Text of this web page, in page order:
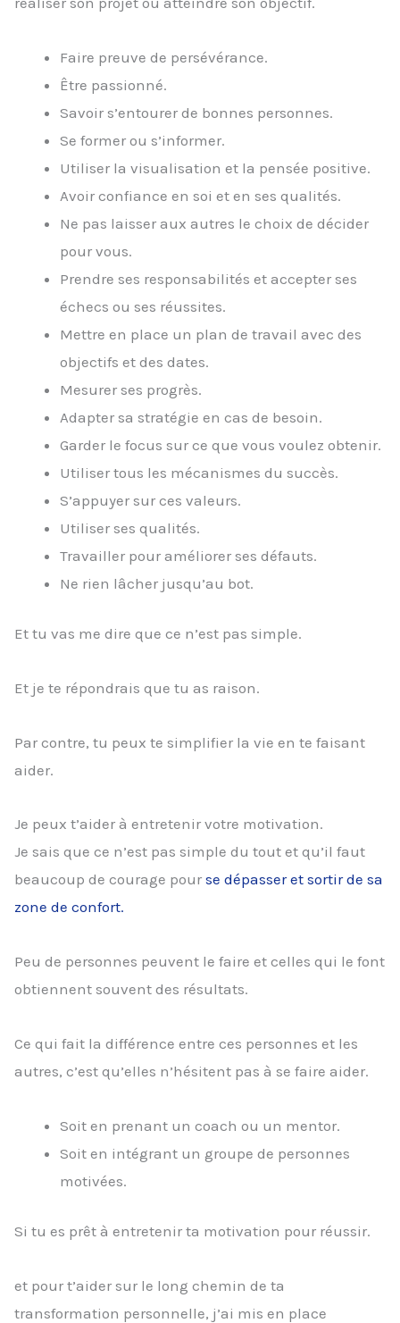
Faire preuve de persévérance.
Être passionné.
Savoir s’entourer de bonnes personnes.
Se former ou s’informer.
Utiliser la visualisation et la pensée positive.
Avoir confiance en soi et en ses qualités.
Ne pas laisser aux autres le choix de décider
pour vous.
Prendre ses responsabilités et accepter ses
échecs ou ses réussites.
Mettre en place un plan de travail avec des
objectifs et des dates.
Mesurer ses progrès.
Adapter sa stratégie en cas de besoin.
Garder le focus sur ce que vous voulez obtenir.
Utiliser tous les mécanismes du succès.
S’appuyer sur ces valeurs.
Utiliser ses qualités.
Travailler pour améliorer ses défauts.
Ne rien lâcher jusqu’au bot.
Et tu vas me dire que ce n’est pas simple.
Et je te répondrais que tu as raison.
Par contre, tu peux te simplifier la vie en te faisant
aider.
Je peux t’aider à entretenir votre motivation.
Je sais que ce n’est pas simple du tout et qu’il faut
beaucoup de courage pour se dépasser et sortir de sa
zone de confort.
Peu de personnes peuvent le faire et celles qui le font
obtiennent souvent des résultats.
Ce qui fait la différence entre ces personnes et les
autres, c’est qu’elles n’hésitent pas à se faire aider.
Soit en prenant un coach ou un mentor.
Soit en intégrant un groupe de personnes
motivées.
Si tu es prêt à entretenir ta motivation pour réussir.
et pour t’aider sur le long chemin de ta
transformation personnelle, j’ai mis en place